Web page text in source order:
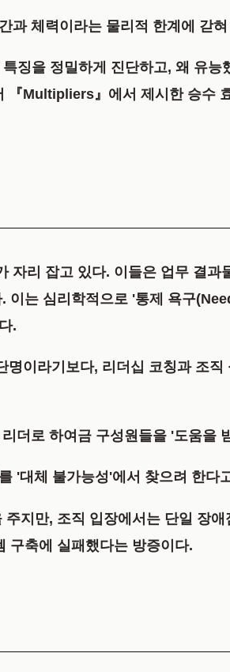
체력이라는 물리적 한계에 갇
징을 정밀하게 진단하고, 왜 유
『Multipliers』에서 제시한 승수
자리 잡고 있다. 이들은 업무 결
이는 심리학적으로 '통제 욕구
.
명이라기보다, 리더십 코칭과 조
더로 하여금 구성원들을 '도움을
'대체 불가능성'에서 찾으려 한다
지만, 조직 입장에서는 단일 장
구축에 실패했다는 방증이다.